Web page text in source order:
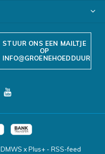
STUUR ONS EEN MAILTJE
OP
DMWS xPlus+ - RSS-feed